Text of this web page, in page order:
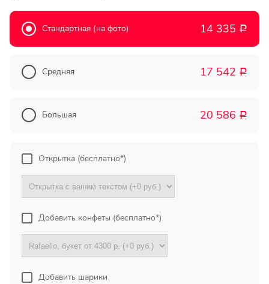
aYlNlfdX
555
555
Все отзывы
ПОДПИШИТЕСЬ!
Чтобы первыми узнать о
Стандартная (на фото) 14 335 Р
Средняя 17 542 Р
Большая 20 586 Р
Открытка (бесплатно*)
Добавить конфеты (бесплатно*)
Добавить шарики